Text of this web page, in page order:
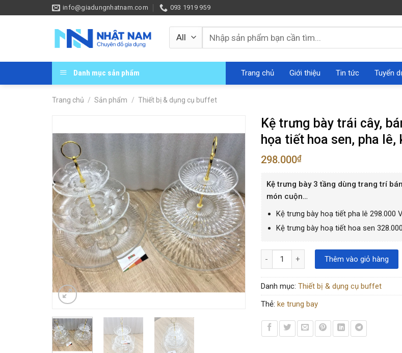
to
info@giadungnhatnam.com 093 1919 959
Tìm
kiếm:
Danh mục sản phẩm Trang chủ Giới thiệu Tin tức Tuyển
Trang chủ / Sản phẩm / Thiết bị & dụng cụ buffet
Kệ trưng bày trái cây,
họa tiết hoa sen, pha
298.000₫
Kệ trưng bày 3 tầng dùng trang trí
món cuộn…
Kệ trưng bày hoạ tiết pha lê 298.000
Kệ trưng bày hoạ tiết hoa sen
Kệ trưng bày trái cây, bánh kẹo 3 tầng, họa
Thêm vào giỏ hàng
Danh mục: Thiết bị & dụng cụ buffet
Thẻ: ke trung bay